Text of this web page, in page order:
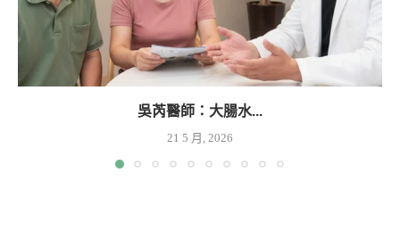
吳芮醫師：大腸水...
21 5 月, 2026